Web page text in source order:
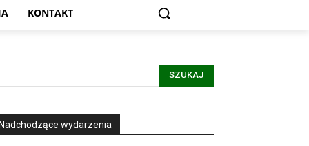
KONTAKT
SZUKAJ
Nadchodzące wydarzenia